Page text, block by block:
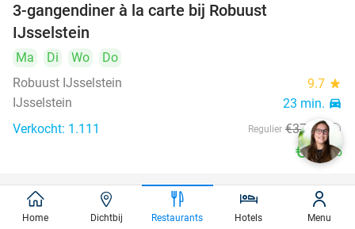
3-gangendiner à la carte bij Robuust
IJsselstein
Ma Di Wo
Do
Robuust IJsselstein
9.7 star
IJsselstein 23 min. directions_car
Verkocht: 1.111 Regulier €37 ,80
€24,95
49%
Pizza (25 cm) naar keuze + bijgerecht of fris
voor afhaal bij New York Pizza
Home Dichtbij Restaurants Hotels Menu